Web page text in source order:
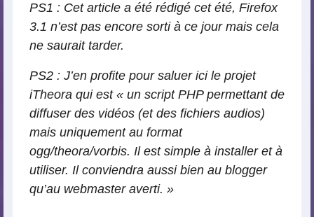
PS1 : Cet article a été rédigé cet été, Firefox
3.1 n’est pas encore sorti à ce jour mais cela
ne saurait tarder.
PS2 : J’en profite pour saluer ici le projet
iTheora qui est « un script PHP permettant de
diffuser des vidéos (et des fichiers audios)
mais uniquement au format
ogg/theora/vorbis. Il est simple à installer et à
utiliser. Il conviendra aussi bien au blogger
qu’au webmaster averti. »